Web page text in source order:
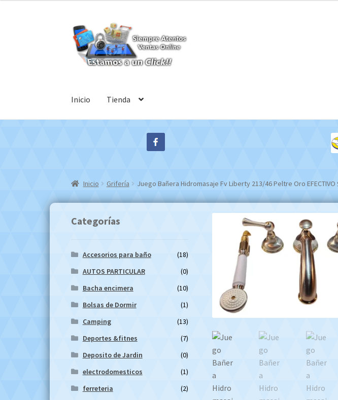
Ir
a
la
navegación
Ir
al
contenido
Inicio Tienda
Inicio Grifería Juego Bañera Hidromasaje Fv Liberty 213/46 Peltre Oro EFECTIVO
Categorías
Accesorios para baño
(18)
AUTOS PARTICULAR
(0)
Bacha encimera
(10)
Bolsas de Dormir
(1)
Camping
(13)
Deportes &fitnes
(7)
Deposito de Jardin
(0)
electrodomesticos
(1)
ferreteria
(2)